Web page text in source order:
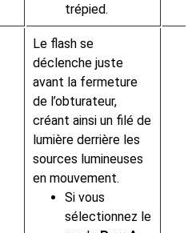
trépied.
Le flash se
déclenche juste
avant la fermeture
de l’obturateur,
créant ainsi un filé de
lumière derrière les
sources lumineuses
en mouvement.
Si vous
sélectionnez le